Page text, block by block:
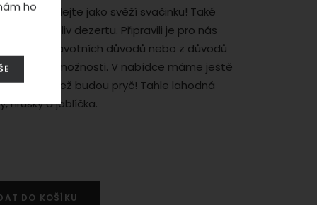
hosi je dejte jako svěží svačinku! Také
jakéhokoliv dezertu. Připravili je pro nás
ze zdravotních důvodů nebo z důvodů
pracovní možnosti. V nabídce máme ještě
tak šup, než budou pryč! Tahle lahodná
hrušky a jablíčka.
DO KOŠÍKU